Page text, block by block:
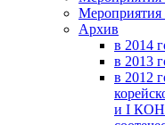
Мероприятия
Архив
в 2014
в 2013
в 2012
и I